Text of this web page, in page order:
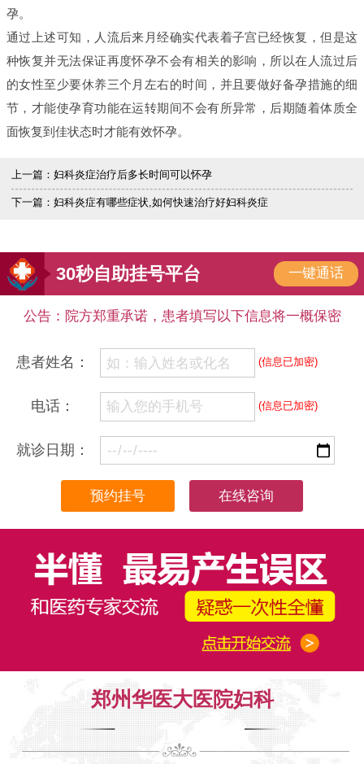
孕。
通过上述可知，人流后来月经确实代表着子宫已经恢复，但是这
种恢复并无法保证再度怀孕不会有相关的影响，所以在人流过后
的女性至少要休养三个月左右的时间，并且要做好备孕措施的细
节，才能使孕育功能在运转期间不会有所异常，后期随着体质全
面恢复到佳状态时才能有效怀孕。
上一篇： 妇科炎症治疗后多长时间可以怀孕
下一篇： 妇科炎症有哪些症状,如何快速治疗好妇科炎症
30秒自助挂号平台 一键通话
公告：院方郑重承诺，患者填写以下信息将一概保密
患者姓名： (信息已加密)
电话： (信息已加密)
就诊日期：
在线咨询
郑州华医大医院妇科